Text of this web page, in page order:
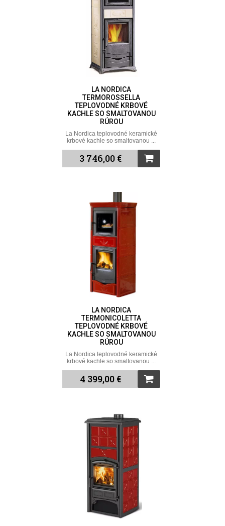
LA NORDICA
TERMOROSSELLA
TEPLOVODNÉ KRBOVÉ
KACHLE SO SMALTOVANOU
RÚROU
La Nordica teplovodné keramické
krbové kachle so smaltovanou ...
3 746,00 €
LA NORDICA
TERMONICOLETTA
TEPLOVODNÉ KRBOVÉ
KACHLE SO SMALTOVANOU
RÚROU
La Nordica teplovodné keramické
krbové kachle so smaltovanou ...
4 399,00 €